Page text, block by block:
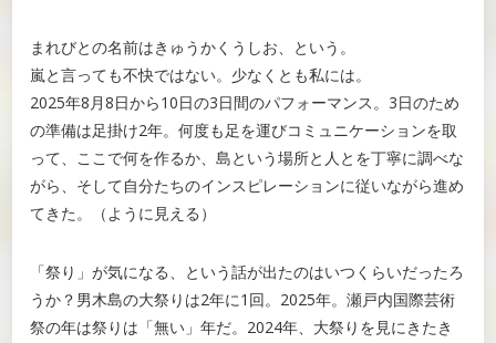
まれびとの名前はきゅうかくうしお、という。
嵐と言っても不快ではない。少なくとも私には。
2025年8月8日から10日の3日間のパフォーマンス。3日のため
の準備は足掛け2年。何度も足を運びコミュニケーションを取
って、ここで何を作るか、島という場所と人とを丁寧に調べな
がら、そして自分たちのインスピレーションに従いながら進め
てきた。（ように見える）
「祭り」が気になる、という話が出たのはいつくらいだったろ
うか？男木島の大祭りは2年に1回。2025年。瀬戸内国際芸術
祭の年は祭りは「無い」年だ。2024年、大祭りを見にきたき